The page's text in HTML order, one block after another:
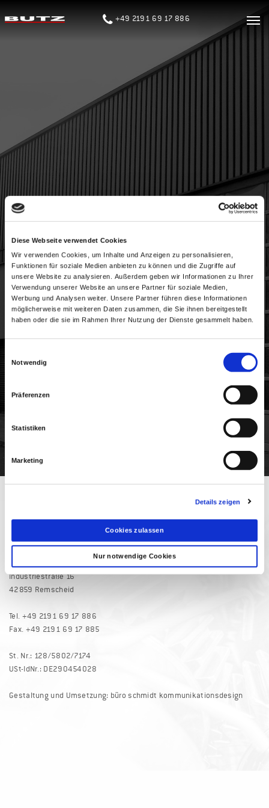
Diese Webseite verwendet Cookies
Wir verwenden Cookies, um Inhalte und Anzeigen zu personalisieren,
Funktionen für soziale Medien anbieten zu können und die Zugriffe auf
unsere Website zu analysieren. Außerdem geben wir Informationen zu Ihrer
Verwendung unserer Website an unsere Partner für soziale Medien,
Werbung und Analysen weiter. Unsere Partner führen diese Informationen
möglicherweise mit weiteren Daten zusammen, die Sie ihnen bereitgestellt
haben oder die sie im Rahmen Ihrer Nutzung der Dienste gesammelt haben.
Notwendig
Präferenzen
Statistiken
Marketing
Details zeigen
Cookies zulassen
Nur notwendige Cookies
+49 2191 69 17 886
STARTSEITE
UNTERNEHMEN
SERVICE
Redaktion des Inhaltes und Inhaber des Copyright Dennis Butz
Industriestraße 16
42859 Remscheid
Tel. +49 2191 69 17 886
Fax. +49 2191 69 17 885
St. Nr.: 128/5802/7174
USt-IdNr.: DE290454028
Gestaltung und Umsetzung: büro schmidt kommunikationsdesign